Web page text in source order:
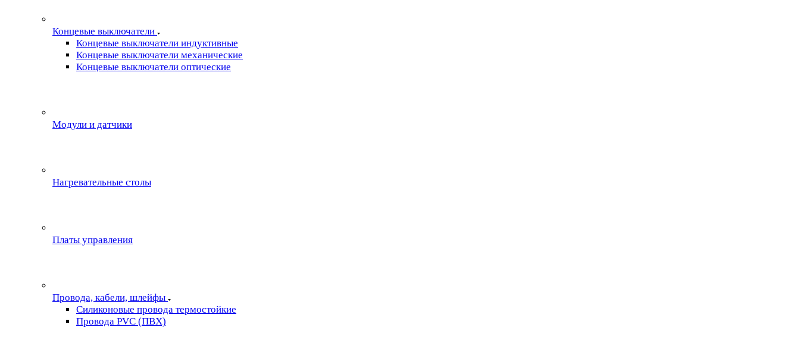
Концевые выключатели
Концевые выключатели индуктивные
Концевые выключатели механические
Концевые выключатели оптические
Модули и датчики
Нагревательные столы
Платы управления
Провода, кабели, шлейфы
Силиконовые провода термостойкие
Провода PVC (ПВХ)